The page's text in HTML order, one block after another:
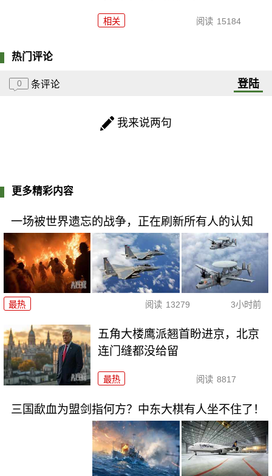
相关 阅读 15184
热门评论
0 条评论 登陆
我来说两句
更多精彩内容
一场被世界遗忘的战争，正在刷新所有人的认知
最热 阅读 13279 3小时前
五角大楼鹰派翘首盼进京，北京
连门缝都没给留
最热 阅读 8817
三国歃血为盟剑指何方？中东大棋有人坐不住了！